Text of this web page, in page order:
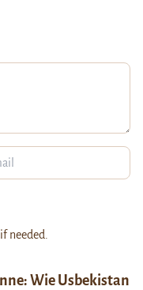
Wie Usbekistan
needed.